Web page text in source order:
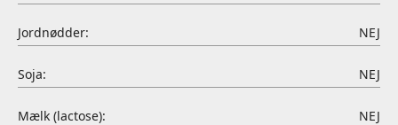
Jordnødder: NEJ
Soja: NEJ
Mælk (lactose): NEJ